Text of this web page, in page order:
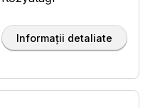
Informații detaliate